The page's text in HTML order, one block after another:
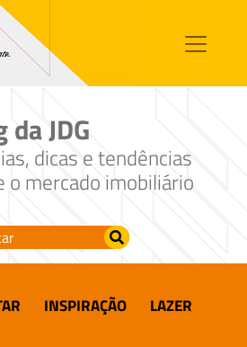
da JDG
dicas e tendências
o mercado imobiliário
INSPIRAÇÃO LAZER